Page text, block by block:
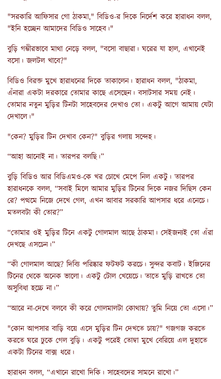
"সরকারি আফিসার গো ঠাকমা," বিডিও-র দিকে নির্দেশ করে হারাধন বলল,
"ইনি হচ্ছেন আমাদের বিডিও সাহেব।"
বুড়ি গম্ভীরভাবে মাথা নেড়ে বলল, "বসো বাছারা। ঘরের যা হাল, এখানেই
বসো। জলটল খাবে?"
বিডিও বিরক্ত মুখে হারাধনের দিকে তাকালেন। হারাধন বলল, "ঠাকমা,
এঁনারা একটা দরকারে তোমার কাছে এসেছেন। বসাটসার সময় নেই।
তোমার নতুন মুড়ির টিনটা সাহেবদের দেখাও তো। একটু আগে আমায় যেটা
দেখালে।"
"কেন? মুড়ির টিন দেখাব কেন?" বুড়ির গলায় সন্দেহ।
“আহা আনোই না। তারপর বলছি।”
বুড়ি বিডিও আর বিডিএমও-কে খর চোখে মেপে নিল একটু। তারপর
হারাধনকে বলল, “সবাই মিলে আমার মুড়ির টিনের দিকে নজর দিছিস কেন
রে? পত্থমে নিজে দেখে গেল, এখন আবার সরকারি আপসার ধরে এনেচে।
মতলবটা কী তোর?”
“তোমার ওই মুড়ির টিনে একটু গোলমাল আছে ঠাকমা। সেইজন্যই তো এঁরা
দেখছে এসচেন।”
“কী গোলমাল আছে? দিব্যি পরিষ্কার ফটফট করচে। সুন্দর কবাট। ইঞ্জিনের
টিনের থেকে অনেক ভালো। একটু টোল খেয়েচে। তাতে মুড়ি রাখতে তো
অসুবিধা হচ্চে না।”
“আরে না-দেখে বলবে কী করে গোলমালটা কোথায়? তুমি নিয়ে তো এসো।”
"কোন আপসার বাড়ি বয়ে এসে মুড়ির টিন দেখতে চায়?" গজগজ করতে
করতে ঘরে ঢুকে গেল বুড়ি। একটু পরেই তোম্বা মুখে বেরিয়ে এল দুহাতে
একটা টিনের বাক্স ধরে।
হারাধন বলল, “এখানে রাখো দিকি। সাহেবদের সামনে রাখো।”